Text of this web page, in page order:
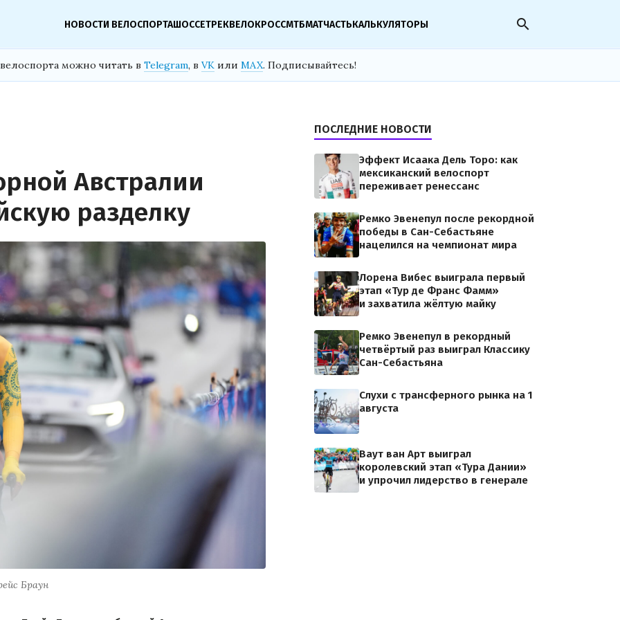
НОВОСТИ ВЕЛОСПОРТАШОССЕТРЕКВЕЛОКРОССМТБМАТЧАСТЬКАЛЬКУЛЯТОРЫ search
можно читать в Telegram, в VK или MAX. Подписывайтесь!
Австралии
разделку
Браун
ПОСЛЕДНИЕ НОВОСТИ
Эффект Исаака Дель Торо: как
мексиканский велоспорт
переживает ренессанс
Ремко Эвенепул после рекордной
победы в Сан-Себастьяне
нацелился на чемпионат мира
Лорена Вибес выиграла первый
этап «Тур де Франс Фамм»
и захватила жёлтую майку
Ремко Эвенепул в рекордный
четвёртый раз выиграл Классику
Сан-Себастьяна
Слухи с трансферного рынка на 1
августа
Ваут ван Арт выиграл
королевский этап «Тура Дании»
и упрочил лидерство в генерале